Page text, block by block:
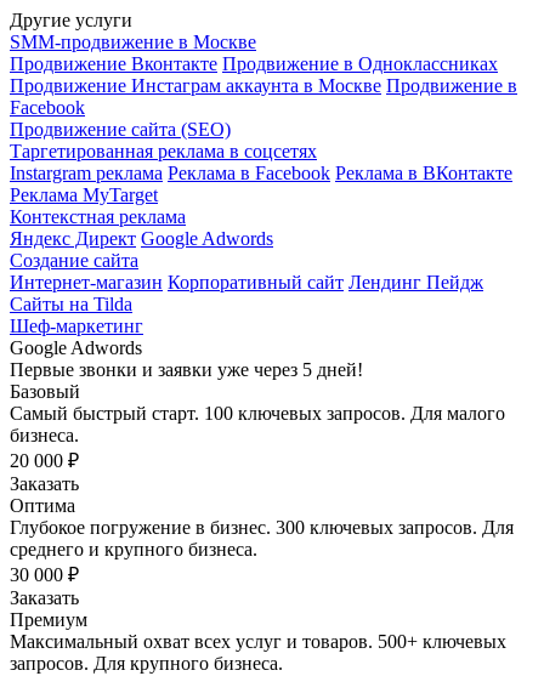
Другие услуги
SMM-продвижение в Москве
Продвижение Вконтакте Продвижение в Одноклассниках
Продвижение Инстаграм аккаунта в Москве Продвижение в
Facebook
Продвижение сайта (SEO)
Таргетированная реклама в соцсетях
Instargram реклама Реклама в Facebook Реклама в ВКонтакте
Реклама MyTarget
Контекстная реклама
Яндекс Директ Google Adwords
Создание сайта
Интернет-магазин Корпоративный сайт Лендинг Пейдж
Сайты на Tilda
Шеф-маркетинг
Google Adwords
Первые звонки и заявки уже через 5 дней!
Базовый
Самый быстрый старт. 100 ключевых запросов. Для малого
бизнеса.
20 000 ₽
Заказать
Оптима
Глубокое погружение в бизнес. 300 ключевых запросов. Для
среднего и крупного бизнеса.
30 000 ₽
Заказать
Премиум
Максимальный охват всех услуг и товаров. 500+ ключевых
запросов. Для крупного бизнеса.